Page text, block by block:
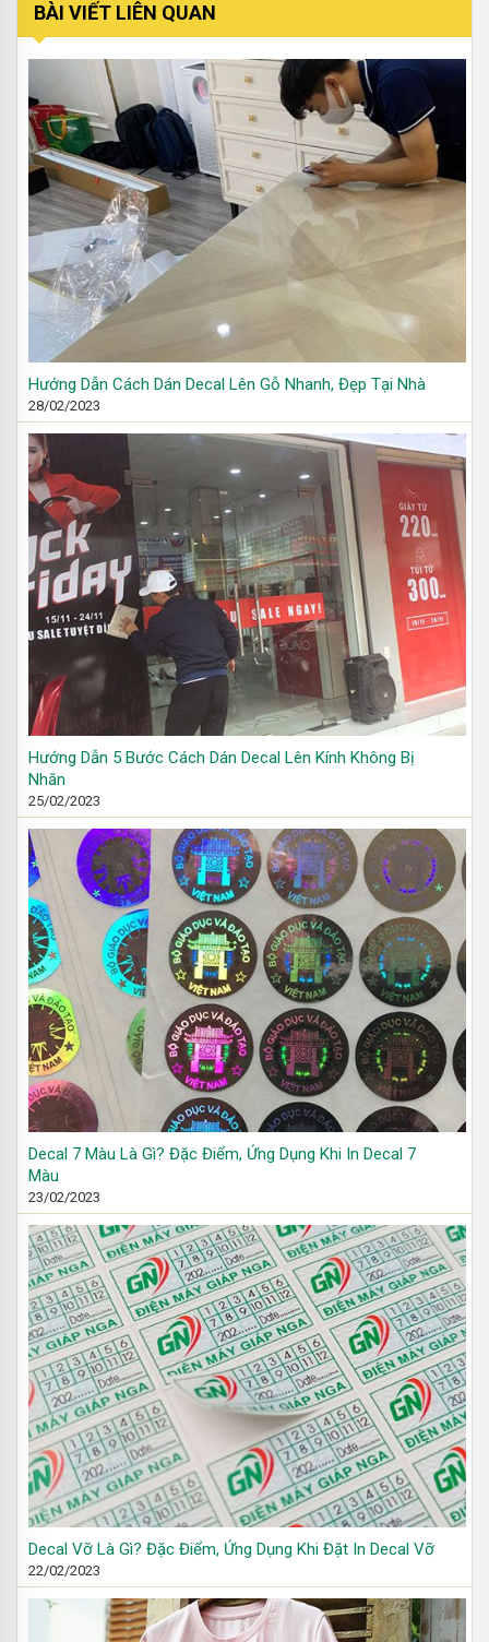
BÀI VIẾT LIÊN QUAN
Hướng Dẫn Cách Dán Decal Lên Gỗ Nhanh, Đẹp Tại Nhà
28/02/2023
Hướng Dẫn 5 Bước Cách Dán Decal Lên Kính Không Bị
Nhăn
25/02/2023
Decal 7 Màu Là Gì? Đặc Điểm, Ứng Dụng Khi In Decal 7
Màu
23/02/2023
Decal Vỡ Là Gì? Đặc Điểm, Ứng Dụng Khi Đặt In Decal Vỡ
22/02/2023